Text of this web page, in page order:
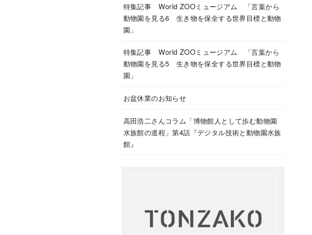
特集記事 World ZOOミュージアム 「言葉から
動物園を見る6 生き物を保全する世界目標と動物
園」
特集記事 World ZOOミュージアム 「言葉から
動物園を見る5 生き物を保全する世界目標と動物
園」
お盆休業のお知らせ
高田浩二さんコラム「博物館人として歩む動物園
水族館の道程」第4話『デジタル技術と動物園水族
館』